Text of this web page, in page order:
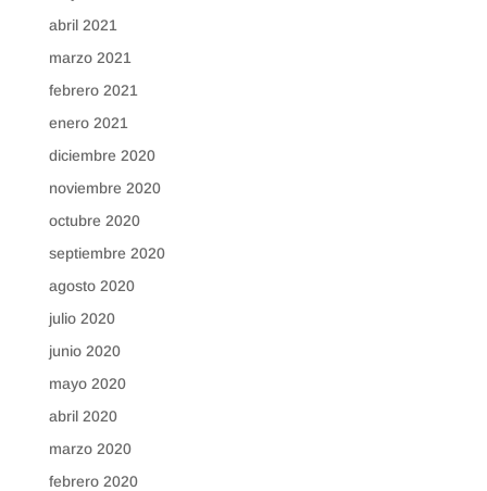
abril 2021
marzo 2021
febrero 2021
enero 2021
diciembre 2020
noviembre 2020
octubre 2020
septiembre 2020
agosto 2020
julio 2020
junio 2020
mayo 2020
abril 2020
marzo 2020
febrero 2020